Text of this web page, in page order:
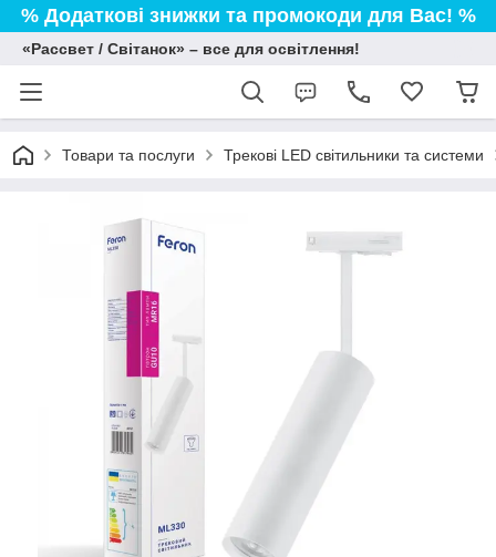
% Додаткові знижки та промокоди для Вас! %
«Рассвет / Світанок» – все для освітлення!
Товари та послуги Трекові LED світильники та системи